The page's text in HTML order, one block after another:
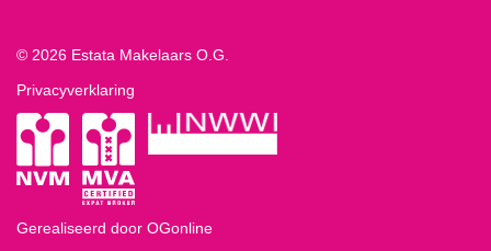
© 2026 Estata Makelaars O.G.
Privacyverklaring
Gerealiseerd door OGonline